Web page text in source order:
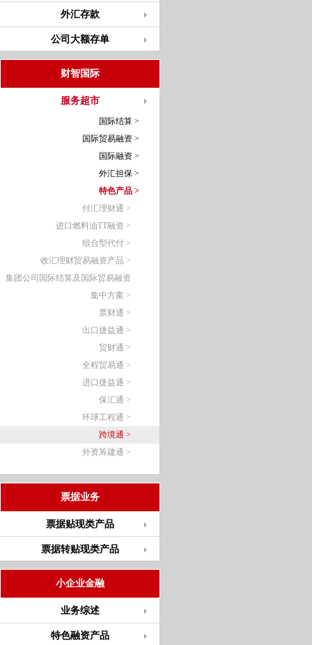
外汇存款
公司大额存单
财智国际
服务超市
国际结算 >
国际贸易融资 >
国际融资 >
外汇担保 >
特色产品 >
付汇理财通 >
进口燃料油TT融资 >
组合型代付 >
收汇理财贸易融资产品 >
集团公司国际结算及国际贸易融资
集中方案 >
票财通 >
出口捷益通 >
贸财通 >
全程贸易通 >
进口捷益通 >
保汇通 >
环球工程通 >
跨境通 >
外资筹建通 >
票据业务
票据贴现类产品
票据转贴现类产品
小企业金融
业务综述
特色融资产品